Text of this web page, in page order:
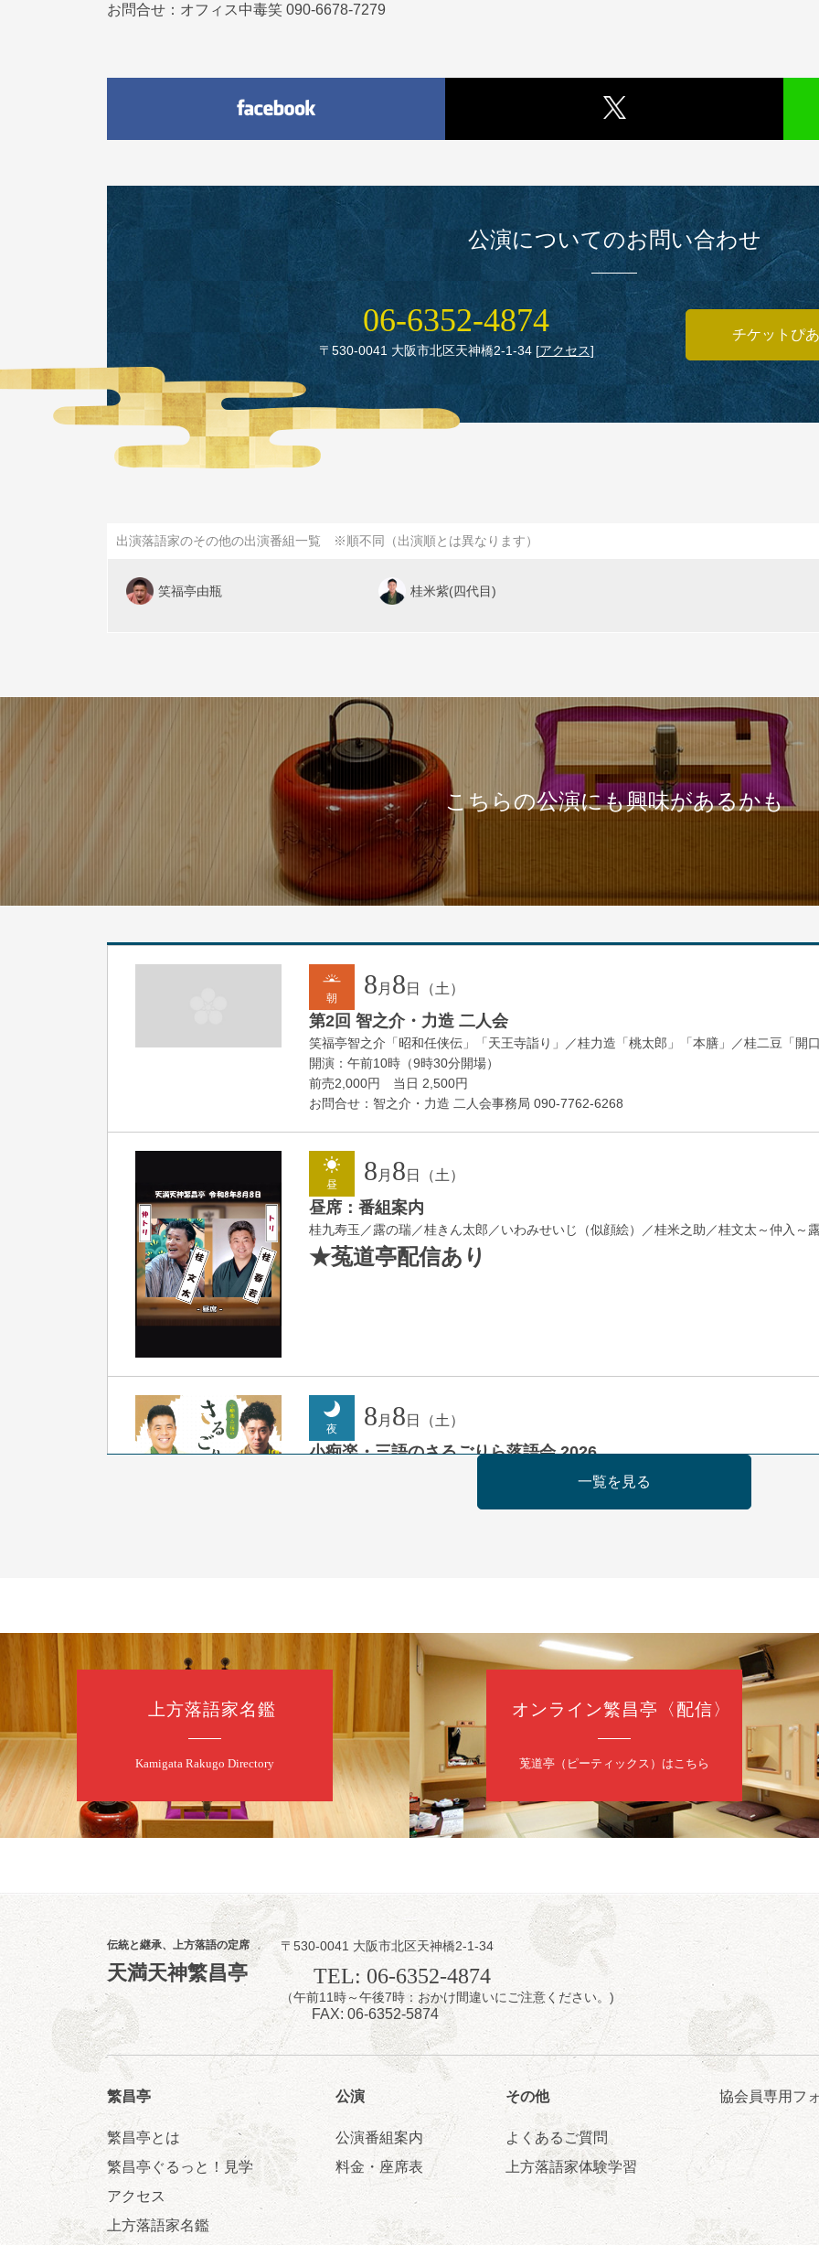
お問合せ：オフィス中毒笑 090-6678-7279
公演についてのお問い合わせ
06‑6352‑4874
〒530‑0041 大阪市北区天神橋2‑1‑34[アクセス]
チケットぴ
出演落語家のその他の出演番組一覧 ※順不同（出演順とは異なります）
笑福亭由瓶 桂米紫(四代目)
こちらの公演にも興味があるかも
朝 8月 8 日（土）
第2回 智之介・力造 二人会
笑福亭智之介「昭和任侠伝」「天王寺詣り」／桂力造「桃太郎」「本膳」／桂二豆「開
開演：午前10時（9時30分開場）
前売2,000円 当日 2,500円
お問合せ：智之介・力造 二人会事務局 090-7762-6268
昼 8月 8 日（土）
昼席：番組案内
桂九寿玉／露の瑞／桂きん太郎／いわみせいじ（似顔絵）／桂米之助／桂文太～仲入～
★菟道亭配信あり
夜 8 月 8 日（土）
小痴楽・三語のさるごりら落語会 2026
朝
日（日）
第98回 桂慶枝の早起き寄席～親子の噺スペシャル～
桂慶枝「KCストーリー」／月亭遊真「真田小僧」／桂三実「ワンワン」／桂慶枝「せ
開演：午前10時（9時30分開場）1F全席指定 2F全席自由
前売2,000円 当日2,500円 25歳以下前売・当日共1,000円
お問合せ：落語ファクトリー 0120-874-315
昼席：番組案内
桂二豆／露の瑞／桂きん太郎／いわみせいじ（似顔絵）／桂三扇／桂文太～仲入～笑
★菟道亭配信あり
夜 8 月9日（日）
らららのらくご会④
桂雀太「まんじゅうこわい」／桂三度「青菜」／桂三実「ミュージック野菜ステーシ
「なんのこっちゃねんあれこれ」
一覧を見る
上方落語家名鑑
Kamigata Rakugo Directory
オンライン繁昌亭〈配信〉
莵道亭（ピーティックス）はこちら
伝統と継承、上方落語の定席
天満天神繁昌亭
〒530-0041 大阪市北区天神橋2-1-34
TEL: 06-6352-4874
（午前11時～午後7時：おかけ間違いにご注意ください。)
FAX: 06-6352-5874
繁昌亭
繁昌亭とは
繁昌亭ぐるっと！見学
アクセス
上方落語家名鑑
公演
公演番組案内
料金・座席表
その他
よくあるご質問
上方落語家体験学習
協会員専用フ